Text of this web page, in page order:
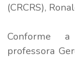
(CRCRS),
Conforme
professora